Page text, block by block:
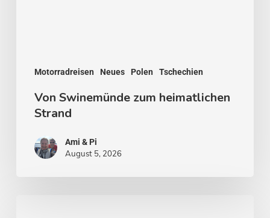
Motorradreisen Neues Polen Tschechien
Von Swinemünde zum heimatlichen
Strand
Ami & Pi
August 5, 2026